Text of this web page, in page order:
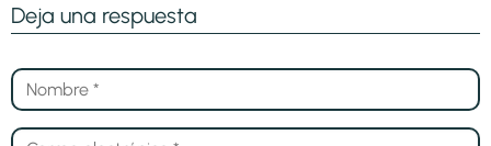
Deja una respuesta